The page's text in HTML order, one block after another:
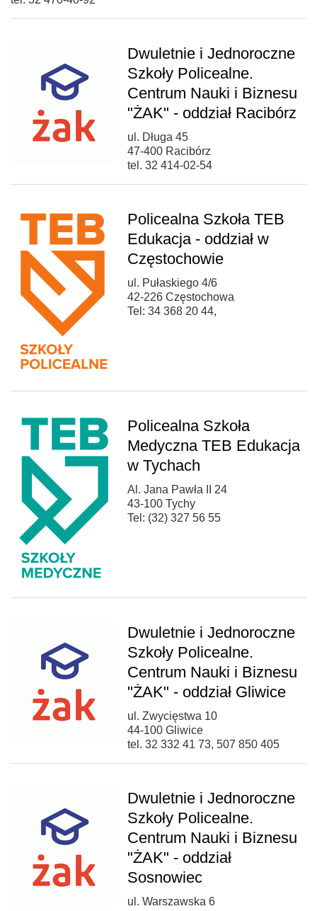
Dwuletnie i Jednoroczne
Szkoły Policealne.
Centrum Nauki i Biznesu
"ŻAK" - oddział Racibórz
ul. Długa 45
47-400 Racibórz
tel. 32 414-02-54
Policealna Szkoła TEB
Edukacja - oddział w
Częstochowie
ul. Pułaskiego 4/6
42-226 Częstochowa
Tel: 34 368 20 44,
Policealna Szkoła
Medyczna TEB Edukacja
w Tychach
Al. Jana Pawła II 24
43-100 Tychy
Tel: (32) 327 56 55
Dwuletnie i Jednoroczne
Szkoły Policealne.
Centrum Nauki i Biznesu
"ŻAK" - oddział Gliwice
ul. Zwycięstwa 10
44-100 Gliwice
tel. 32 332 41 73, 507 850 405
Dwuletnie i Jednoroczne
Szkoły Policealne.
Centrum Nauki i Biznesu
"ŻAK" - oddział
Sosnowiec
ul. Warszawska 6